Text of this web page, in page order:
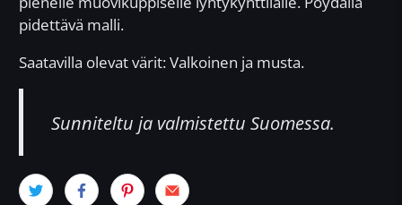
pidettävä malli.
Saatavilla olevat värit: Valkoinen ja musta.
Sunniteltu ja valmistettu Suomessa.